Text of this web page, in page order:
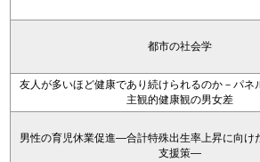
都市の社会学
友人が多いほど健康であり続けられるのか－パネ
主観的健康観の男女差
男性の育児休業促進―合計特殊出生率上昇に向け
支援策―